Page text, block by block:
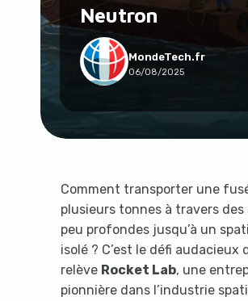
Neutron
MondeTech.fr
06/08/2025
Comment transporter une
plusieurs tonnes à travers des
peu profondes jusqu’à un
isolé ? C’est le défi audacieux
relève Rocket Lab, une
pionnière dans l’industrie
Social & Communauté
Tech & Développement
Travail & Productivité
Voyage